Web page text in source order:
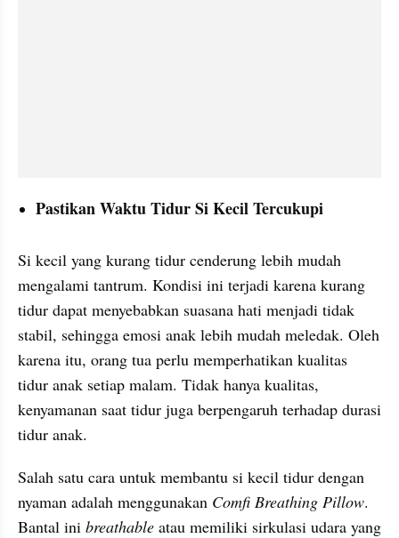
Pastikan Waktu Tidur Si Kecil Tercukupi
Si kecil yang kurang tidur cenderung lebih mudah
mengalami tantrum. Kondisi ini terjadi karena kurang
tidur dapat menyebabkan suasana hati menjadi tidak
stabil, sehingga emosi anak lebih mudah meledak. Oleh
karena itu, orang tua perlu memperhatikan kualitas
tidur anak setiap malam. Tidak hanya kualitas,
kenyamanan saat tidur juga berpengaruh terhadap durasi
tidur anak.
Salah satu cara untuk membantu si kecil tidur dengan
nyaman adalah menggunakan Comfi Breathing Pillow.
Bantal ini breathable atau memiliki sirkulasi udara yang